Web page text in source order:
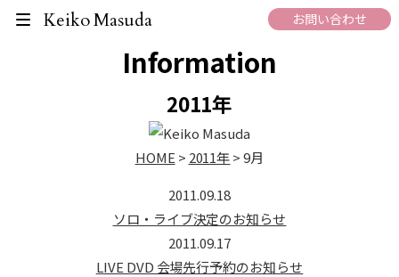
Keiko Masuda お問い合わせ
Information
2011年
HOME > 2011年>9月
2011.09.18
ソロ・ライブ決定のお知らせ
2011.09.17
LIVE DVD 会場先行予約のお知らせ